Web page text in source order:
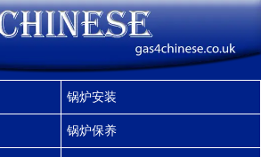
锅炉安装
锅炉保养